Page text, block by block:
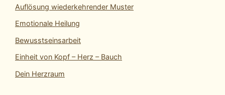
Auflösung wiederkehrender Muster
Emotionale Heilung
Bewusstseinsarbeit
Einheit von Kopf – Herz – Bauch
Dein Herzraum